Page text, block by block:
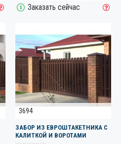
Заказать сейчас
3694
ЗАБОР ИЗ ЕВРОШТАКЕТНИКА С
КАЛИТКОЙ И ВОРОТАМИ